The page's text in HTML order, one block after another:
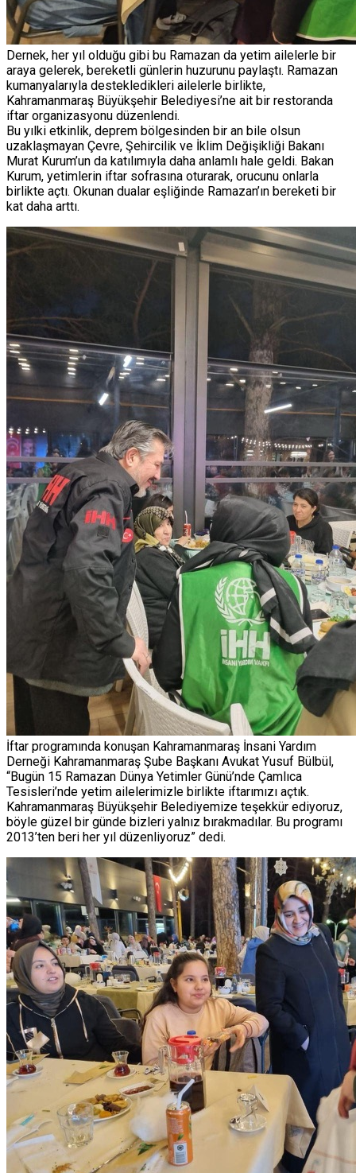
Dernek, her yıl olduğu gibi bu Ramazan da yetim ailelerle bir
araya gelerek, bereketli günlerin huzurunu paylaştı. Ramazan
kumanyalarıyla destekledikleri ailelerle birlikte,
Kahramanmaraş Büyükşehir Belediyesi’ne ait bir restoranda
iftar organizasyonu düzenlendi.
Bu yılki etkinlik, deprem bölgesinden bir an bile olsun
uzaklaşmayan Çevre, Şehircilik ve İklim Değişikliği Bakanı
Murat Kurum’un da katılımıyla daha anlamlı hale geldi. Bakan
Kurum, yetimlerin iftar sofrasına oturarak, orucunu onlarla
birlikte açtı. Okunan dualar eşliğinde Ramazan’ın bereketi bir
kat daha arttı.
İftar programında konuşan Kahramanmaraş İnsani Yardım
Derneği Kahramanmaraş Şube Başkanı Avukat Yusuf Bülbül,
“Bugün 15 Ramazan Dünya Yetimler Günü’nde Çamlıca
Tesisleri’nde yetim ailelerimizle birlikte iftarımızı açtık.
Kahramanmaraş Büyükşehir Belediyemize teşekkür ediyoruz,
böyle güzel bir günde bizleri yalnız bırakmadılar. Bu programı
2013’ten beri her yıl düzenliyoruz” dedi.